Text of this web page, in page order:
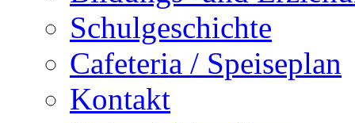
Schulgeschichte
Cafeteria / Speiseplan
Kontakt